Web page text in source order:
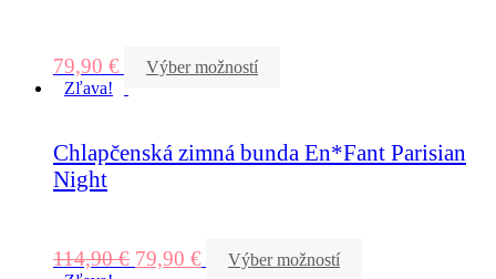
79,90 €
Výber možností
Zľava!
Chlapčenská zimná bunda En*Fant Parisian
Night
114,90€ 79,90 €
Výber možností